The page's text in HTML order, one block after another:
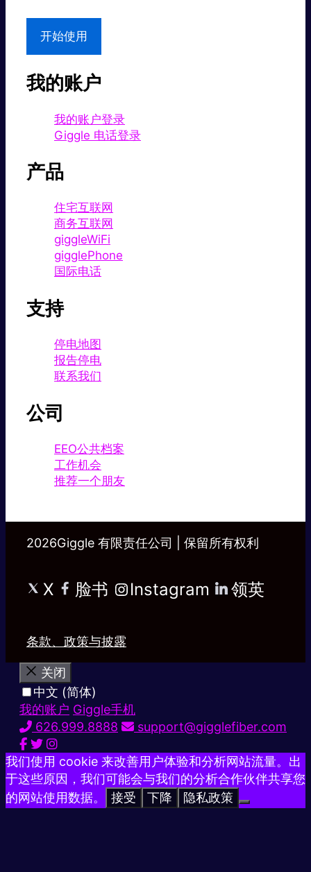
开始使用
我的账户
我的账户登录
Giggle 电话登录
产品
住宅互联网
商务互联网
giggleWiFi
gigglePhone
国际电话
支持
停电地图
报告停电
联系我们
公司
EEO公共档案
工作机会
推荐一个朋友
2026Giggle 有限责任公司 | 保留所有权利
X 脸书 Instagram 领英
条款、政策与披露
关闭
中文 (简体)
我的账户 Giggle手机
626.999.8888
support@gigglefiber.com
我们使用 cookie 来改善用户体验和分析网站流量。出
于这些原因，我们可能会与我们的分析合作伙伴共享您
的网站使用数据。
接受 下降 隐私政策